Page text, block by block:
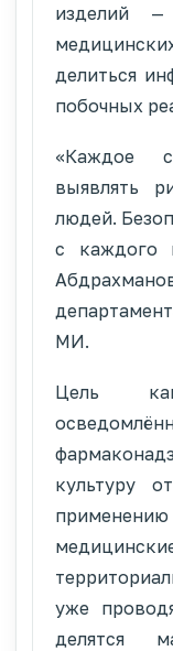
изделий
делиться
побочных
«Каждое
выявлять
людей.
с каждого
МИ.
Цель
культуру
уже
делятся